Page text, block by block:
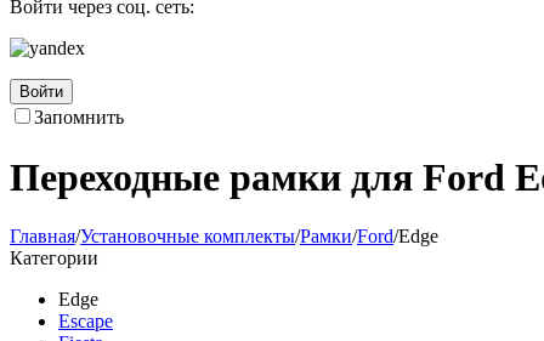
Войти через соц. сеть:
Войти
Запомнить
Переходные рамки для Ford
Главная/Установочные комплекты/Рамки/Ford/Edge
Категории
Edge
Escape